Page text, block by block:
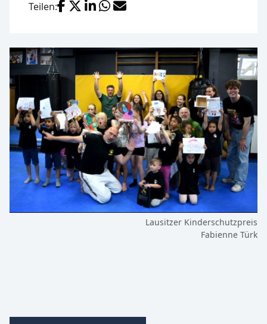
Teilen: Facebook
X (Twitter)
LinkedIn
WhatsApp
Lausitzer Kinderschutzpreis
Fabienne Türk